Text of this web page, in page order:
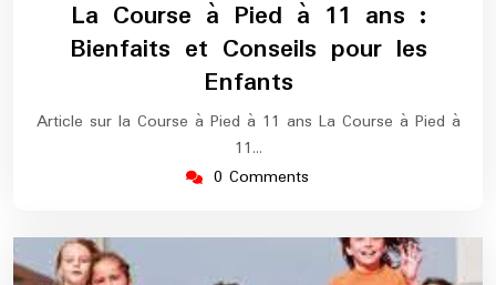
2025
marathon
La Course à Pied à 11 ans :
Bienfaits et Conseils pour les
Enfants
Article sur la Course à Pied à 11 ans La Course à Pied à
11…
0 Comments